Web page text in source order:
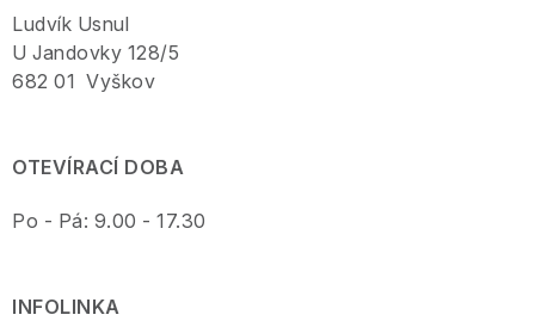
Ludvík Usnul
U Jandovky 128/5
682 01 Vyškov
OTEVÍRACÍ DOBA
Po - Pá: 9.00 - 17.30
INFOLINKA